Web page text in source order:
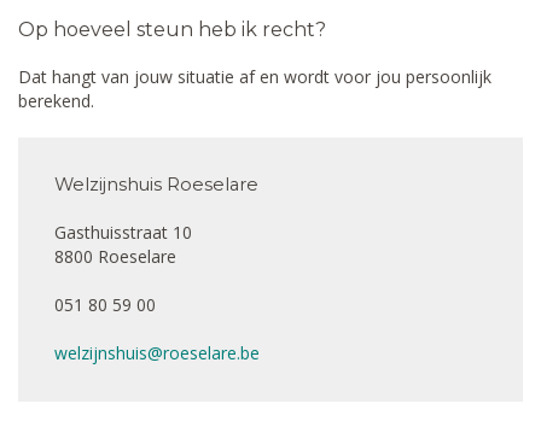
Op hoeveel steun heb ik recht?
Dat hangt van jouw situatie af en wordt voor jou persoonlijk
berekend.
Welzijnshuis Roeselare
Gasthuisstraat 10
8800 Roeselare
051 80 59 00
welzijnshuis@roeselare.be